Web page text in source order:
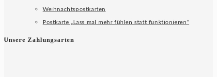
Weihnachtspostkarten
Postkarte „Lass mal mehr fühlen statt funktionieren“
Unsere Zahlungsarten